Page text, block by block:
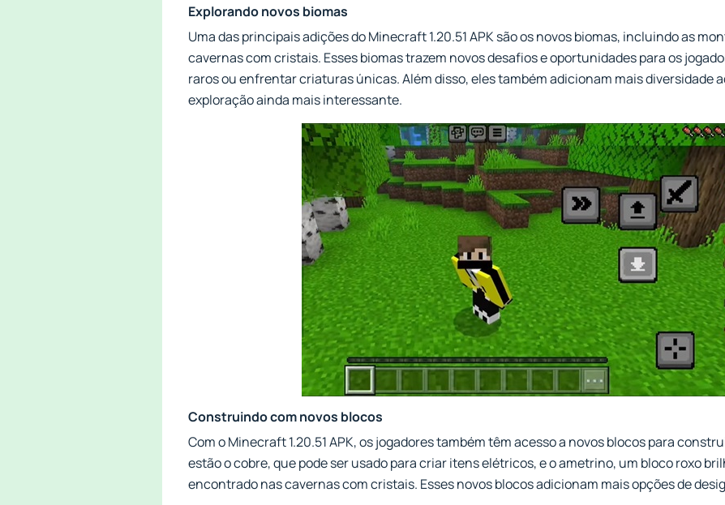
Explorando novos biomas
Uma das principais adições do Minecraft 1.20.51 APK são os novos biomas, incluindo as
cavernas com cristais. Esses biomas trazem novos desafios e oportunidades para os
raros ou enfrentar criaturas únicas. Além disso, eles também adicionam mais diversidade
exploração ainda mais interessante.
Construindo com novos blocos
Com o Minecraft 1.20.51 APK, os jogadores também têm acesso a novos blocos para
estão o cobre, que pode ser usado para criar itens elétricos, e o ametrino, um bloco roxo
encontrado nas cavernas com cristais. Esses novos blocos adicionam mais opções de